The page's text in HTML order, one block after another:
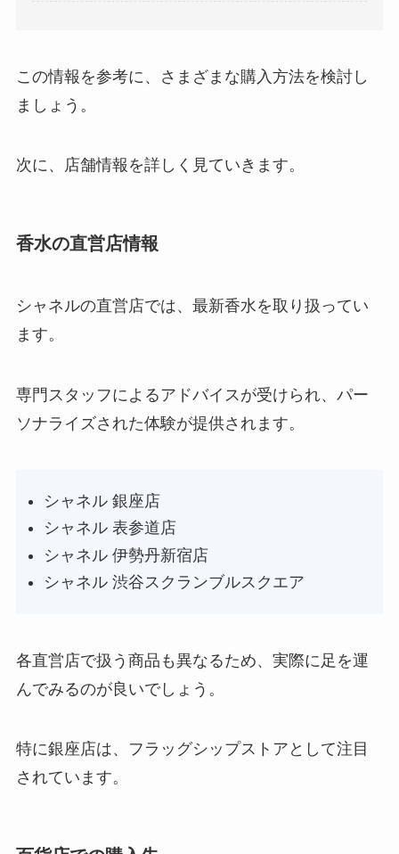
この情報を参考に、さまざまな購入方法を検討し
ましょう。
次に、店舗情報を詳しく見ていきます。
香水の直営店情報
シャネルの直営店では、最新香水を取り扱ってい
ます。
専門スタッフによるアドバイスが受けられ、パー
ソナライズされた体験が提供されます。
シャネル 銀座店
シャネル 表参道店
シャネル 伊勢丹新宿店
シャネル 渋谷スクランブルスクエア
各直営店で扱う商品も異なるため、実際に足を運
んでみるのが良いでしょう。
特に銀座店は、フラッグシップストアとして注目
されています。